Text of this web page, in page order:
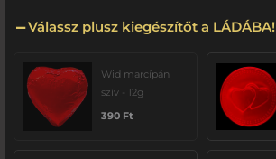
Válassz plusz kiegészítőt a LÁDÁBA!
Wid marcípán
szív - 12g
390 Ft